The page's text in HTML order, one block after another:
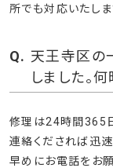
所でも対応いたしま
天王寺区の
しました。
修理は24時間365
連絡くだされば迅
早めにお電話をお願